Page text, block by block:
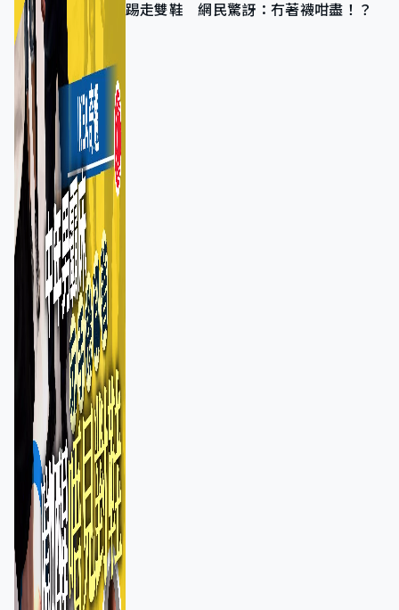
踢走雙鞋 網民驚訝：冇著襪咁盡！？